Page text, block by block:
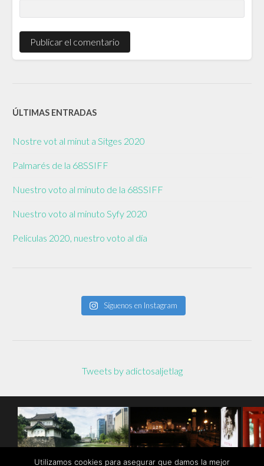
ÚLTIMAS ENTRADAS
Nostre vot al minut a Sitges 2020
Palmarés de la 68SSIFF
Nuestro voto al minuto de la 68SSIFF
Nuestro voto al minuto Syfy 2020
Películas 2020, nuestro voto al día
Síguenos en Instagram
Tweets by adictosaljetlag
Utilizamos cookies para asegurar que damos la mejor